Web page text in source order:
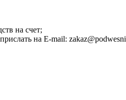
на счет;
на E-mail: